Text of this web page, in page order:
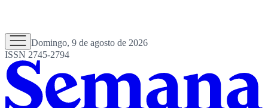
Domingo, 9 de agosto de 2026
ISSN 2745-2794